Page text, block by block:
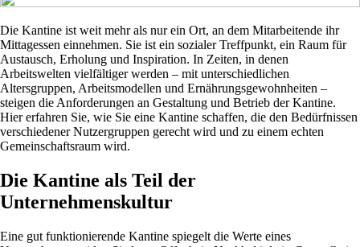
Die Kantine ist weit mehr als nur ein Ort, an dem Mitarbeitende ihr
Mittagessen einnehmen. Sie ist ein sozialer Treffpunkt, ein Raum für
Austausch, Erholung und Inspiration. In Zeiten, in denen
Arbeitswelten vielfältiger werden – mit unterschiedlichen
Altersgruppen, Arbeitsmodellen und Ernährungsgewohnheiten –
steigen die Anforderungen an Gestaltung und Betrieb der Kantine.
Hier erfahren Sie, wie Sie eine Kantine schaffen, die den Bedürfnissen
verschiedener Nutzergruppen gerecht wird und zu einem echten
Gemeinschaftsraum wird.
Die Kantine als Teil der
Unternehmenskultur
Eine gut funktionierende Kantine spiegelt die Werte eines